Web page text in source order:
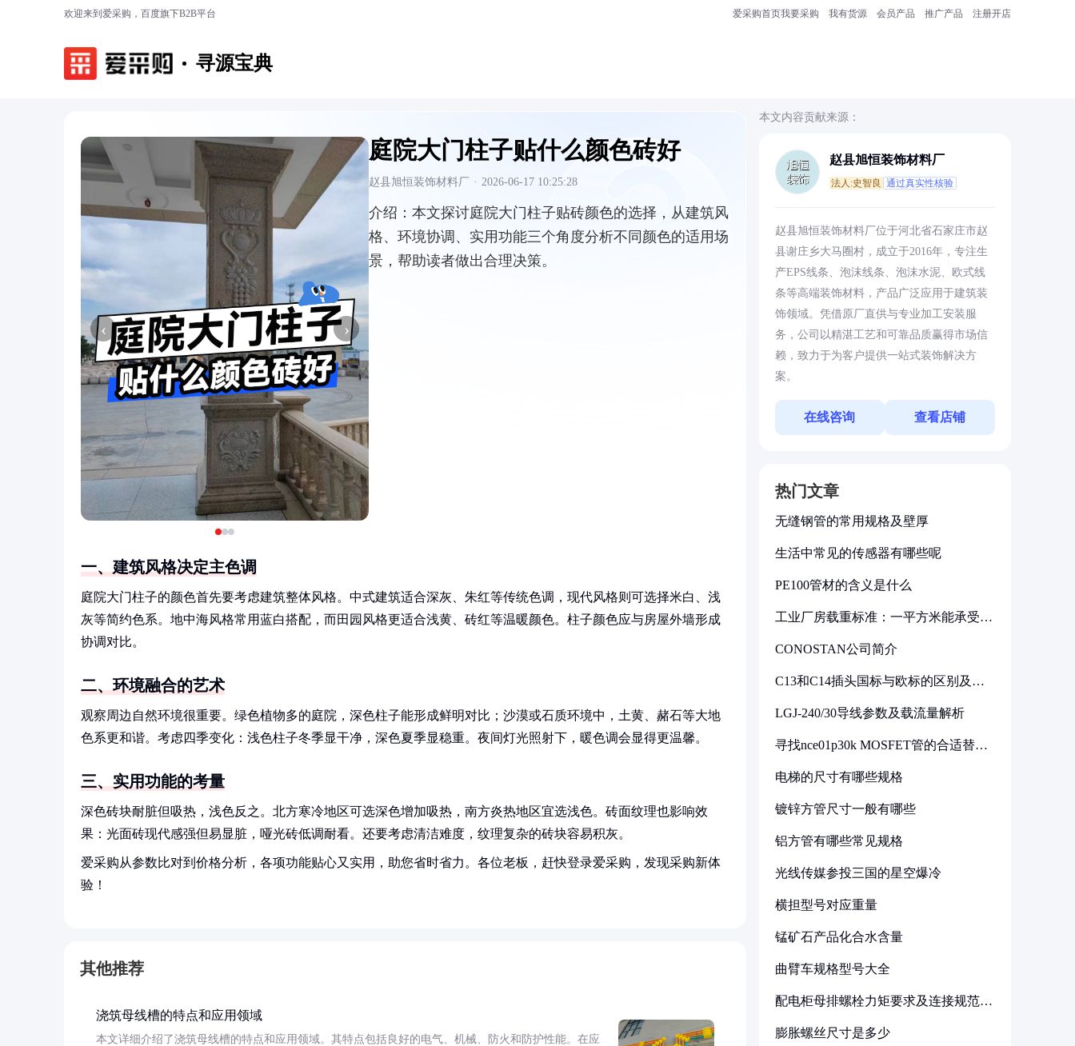
欢迎来到爱采购，百度旗下B2B平台 爱采购首页我要采购 我有货源 会员产品 推广产品 注册开店
寻源宝典
‹ ›
庭院大门柱子贴什么颜色砖好
赵县旭恒装饰材料厂 · 2026-06-17 10:25:28
介绍： 本文探讨庭院大门柱子贴砖颜色的选择，从建筑风
格、环境协调、实用功能三个角度分析不同颜色的适用场
景，帮助读者做出合理决策。
一、建筑风格决定主色调
庭院大门柱子的颜色首先要考虑建筑整体风格。中式建筑适合深灰、朱红等传统色调，现代风格则可选择米白、浅
灰等简约色系。地中海风格常用蓝白搭配，而田园风格更适合浅黄、砖红等温暖颜色。柱子颜色应与房屋外墙形成
协调对比。
二、环境融合的艺术
观察周边自然环境很重要。绿色植物多的庭院，深色柱子能形成鲜明对比；沙漠或石质环境中，土黄、赭石等大地
色系更和谐。考虑四季变化：浅色柱子冬季显干净，深色夏季显稳重。夜间灯光照射下，暖色调会显得更温馨。
三、实用功能的考量
深色砖块耐脏但吸热，浅色反之。北方寒冷地区可选深色增加吸热，南方炎热地区宜选浅色。砖面纹理也影响效
果：光面砖现代感强但易显脏，哑光砖低调耐看。还要考虑清洁难度，纹理复杂的砖块容易积灰。
爱采购从参数比对到价格分析，各项功能贴心又实用，助您省时省力。各位老板，赶快登录爱采购，发现采购新体
验！
其他推荐
浇筑母线槽的特点和应用领域
本文详细介绍了浇筑母线槽的特点和应用领域。其特点包括良好的电气、机械、防火和防护性能。在应
本文内容贡献来源：
赵县旭恒装饰材料厂
法人:史智良 通过真实性核验
赵县旭恒装饰材料厂位于河北省石家庄市赵
县谢庄乡大马圈村，成立于2016年，专注生
产EPS线条、泡沫线条、泡沫水泥、欧式线
条等高端装饰材料，产品广泛应用于建筑装
饰领域。凭借原厂直供与专业加工安装服
务，公司以精湛工艺和可靠品质赢得市场信
赖，致力于为客户提供一站式装饰解决方
案。
在线咨询 查看店铺
热门文章
无缝钢管的常用规格及壁厚
生活中常见的传感器有哪些呢
PE100管材的含义是什么
工业厂房载重标准：一平方米能承受多
CONOSTAN公司简介
C13和C14插头国标与欧标的区别及其
LGJ-240/30导线参数及载流量解析
寻找nce01p30k MOSFET管的合适替代
电梯的尺寸有哪些规格
镀锌方管尺寸一般有哪些
铝方管有哪些常见规格
光线传媒参投三国的星空爆冷
横担型号对应重量
锰矿石产品化合水含量
曲臂车规格型号大全
配电柜母排螺栓力矩要求及连接规范详
膨胀螺丝尺寸是多少